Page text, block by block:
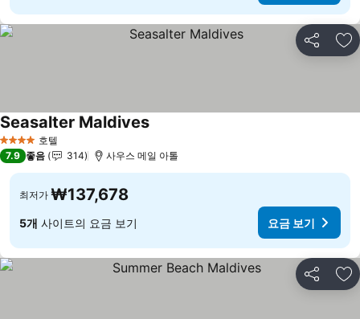
공유 즐
4 성급 호텔
Seasalter Maldives요금 보기
7.9 좋음 314 사우스 메일 아톨
최저가 ₩137,678
5개 사이트의 요금 보기 요금 보기
공유 즐